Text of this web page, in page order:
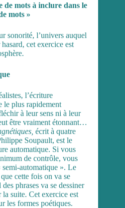
de mots à inclure dans le
mots »
sonorité, l’univers auquel
cet exercice est
, l’écriture
le plus rapidement
à leur sens ni à leur
être vraiment étonnant…
écrit à quatre
Soupault, est le
automatique. Si vous
de contrôle, vous
automatique ». Le
cette fois on va se
phrases va se dessiner
suite. Cet exercice est
les formes poétiques.